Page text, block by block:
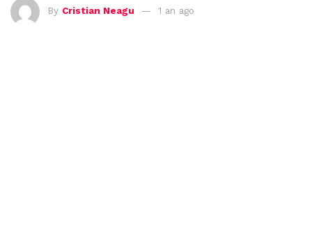
By Cristian Neagu 1 an ago